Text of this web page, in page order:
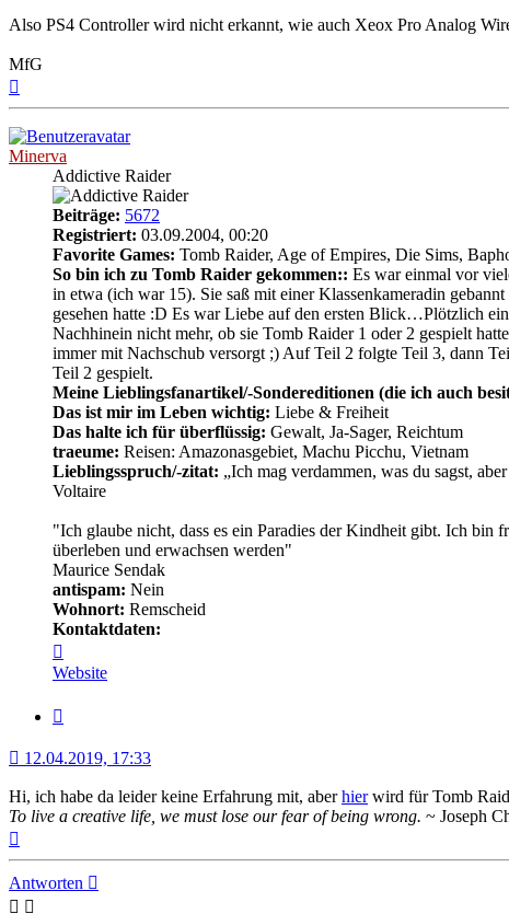
Also PS4 Controller wird nicht erkannt, wie auch Xeox Pro Analog
MfG
Minerva
Addictive Raider
Beiträge: 5672
Registriert: 03.09.2004, 00:20
Favorite Games: Tomb Raider, Age of Empires, Die Sims,
So bin ich zu Tomb Raider gekommen:: Es war einmal vor
in etwa (ich war 15). Sie saß mit einer Klassenkameradin
gesehen hatte :D Es war Liebe auf den ersten Blick…Plötzlich
Nachhinein nicht mehr, ob sie Tomb Raider 1 oder 2 gespielt
immer mit Nachschub versorgt ;) Auf Teil 2 folgte Teil 3, dann
Teil 2 gespielt.
Meine Lieblingsfanartikel/-Sondereditionen (die ich auch
Das ist mir im Leben wichtig: Liebe & Freiheit
Das halte ich für überflüssig: Gewalt, Ja-Sager, Reichtum
traeume: Reisen: Amazonasgebiet, Machu Picchu, Vietnam
Lieblingsspruch/-zitat: „Ich mag verdammen, was du sagst,
Voltaire
"Ich glaube nicht, dass es ein Paradies der Kindheit gibt. Ich
überleben und erwachsen werden"
Maurice Sendak
antispam: Nein
Wohnort: Remscheid
Kontaktdaten:
von
Minerva
Website
12.04.2019, 17:33
Hi, ich habe da leider keine Erfahrung mit, aberhierwird für Tomb
To live a creative life, we must lose our fear of being wrong. ~ Joseph
Antworten